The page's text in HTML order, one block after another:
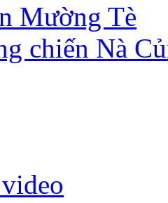
Mường Tè
chiến Nà